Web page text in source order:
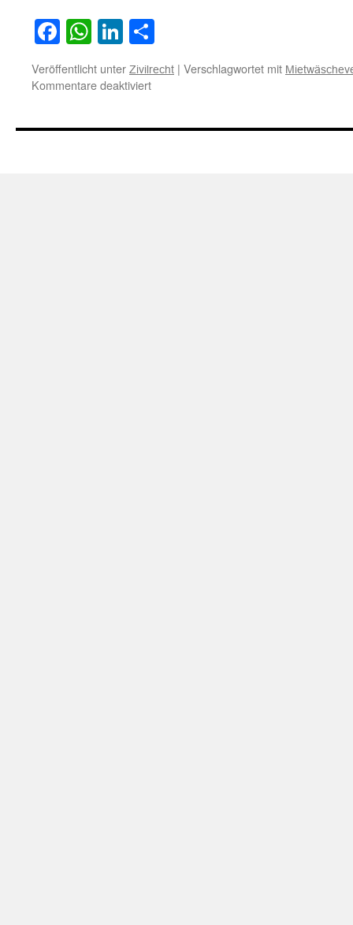
Facebook
WhatsApp
LinkedIn
Veröffentlicht unter Zivilrecht | Verschlagwortet mit
Kommentare deaktiviertfür
bei